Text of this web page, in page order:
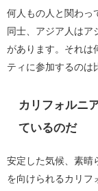
何人もの人と関わっ
同士、アジア人はア
があります。それは
ティに参加するのは
カリフォルニ
ているのだ
安定した気候、素晴
を向けられるカリフ